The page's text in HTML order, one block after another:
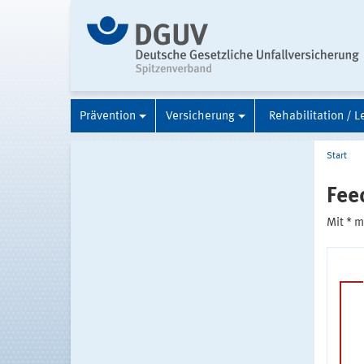
Prävention Versicherung Rehabilitation /
Start
Mit *